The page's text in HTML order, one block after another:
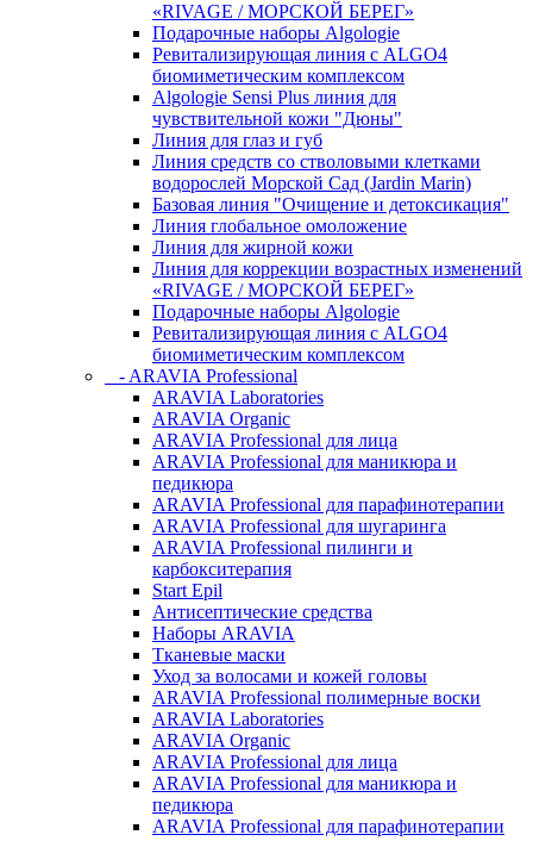
«RIVAGE / МОРСКОЙ БЕРЕГ»
Подарочные наборы Algologie
Ревитализирующая линия с ALGO4
биомиметическим комплексом
Algologie Sensi Plus линия для
чувcтвительной кожи "Дюны"
Линия для глаз и губ
Линия средств со стволовыми клетками
водорослей Морской Сад (Jardin Marin)
Базовая линия "Очищение и детоксикация"
Линия глобальное омоложение
Линия для жирной кожи
Линия для коррекции возрастных изменений
«RIVAGE / МОРСКОЙ БЕРЕГ»
Подарочные наборы Algologie
Ревитализирующая линия с ALGO4
биомиметическим комплексом
- ARAVIA Professional
ARAVIA Laboratories
ARAVIA Organic
ARAVIA Professional для лица
ARAVIA Professional для маникюра и
педикюра
ARAVIA Professional для парафинотерапии
ARAVIA Professional для шугаринга
ARAVIA Professional пилинги и
карбокситерапия
Start Epil
Антисептические средства
Наборы ARAVIA
Тканевые маски
Уход за волосами и кожей головы
ARAVIA Professional полимерные воски
ARAVIA Laboratories
ARAVIA Organic
ARAVIA Professional для лица
ARAVIA Professional для маникюра и
педикюра
ARAVIA Professional для парафинотерапии